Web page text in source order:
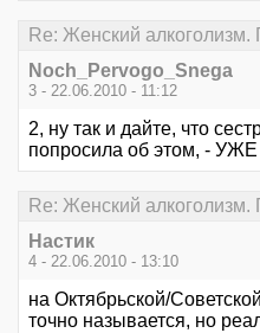
Re: Женский алкоголизм.
Noch_Pervogo_Snega
3 - 22.06.2010 - 11:12
2, ну так и дайте, что
попросила об этом, - УЖЕ
Re: Женский алкоголизм.
Настик
4 - 22.06.2010 - 13:10
на Октябрьской/
точно называется, но